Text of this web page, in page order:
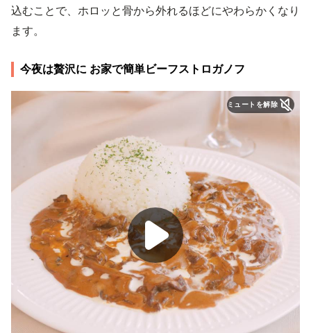
込むことで、ホロッと骨から外れるほどにやわらかくなり
ます。
今夜は贅沢に お家で簡単ビーフストロガノフ
ミュートを解除